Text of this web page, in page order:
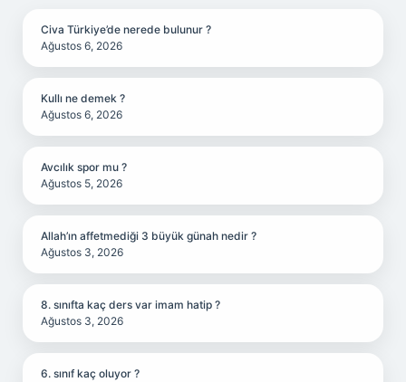
Civa Türkiye’de nerede bulunur ?
Ağustos 6, 2026
Kullı ne demek ?
Ağustos 6, 2026
Avcılık spor mu ?
Ağustos 5, 2026
Allah’ın affetmediği 3 büyük günah nedir ?
Ağustos 3, 2026
8. sınıfta kaç ders var imam hatip ?
Ağustos 3, 2026
6. sınıf kaç oluyor ?